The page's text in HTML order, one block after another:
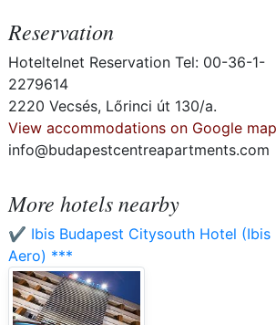
Reservation
Hoteltelnet Reservation Tel: 00-36-1-
2279614
2220 Vecsés, Lőrinci út 130/a.
View accommodations on Google
info@budapestcentreapartments.com
More hotels nearby
✔️ Ibis Budapest Citysouth Hotel (Ibis
Aero) ***